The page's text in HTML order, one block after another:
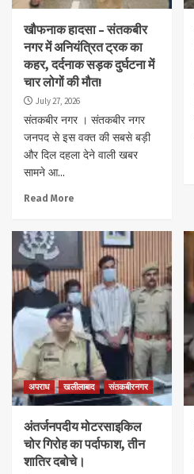
खौफनाक हादसा – संतकबीर
नगर में अनियंत्रित ट्रक का
कहर, दर्दनाक सड़क दुर्घटना में
चार लोगों की मौत!
July 27, 2026
संतकबीर नगर । संतकबीर नगर
जनपद से इस वक्त की सबसे बड़ी
और दिल दहला देने वाली खबर
सामने आ...
Read More
अपराध खलीलाबाद संतकबीरनगर
अंतर्जनपदीय मोटरसाइकिल
चोर गिरोह का पर्दाफाश, तीन
शातिर दबोचे।